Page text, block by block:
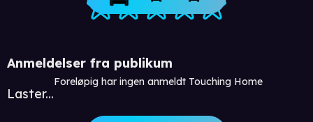
Anmeldelser fra publikum
Laster...
Foreløpig har ingen anmeldt Touching Home